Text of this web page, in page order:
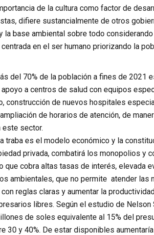
de la cultura como factor de
difiere sustancialmente de otros
base ambiental sobre todo
en el ser humano priorizando la
del 70% de la población a fines de 2021
a centros de salud con equipos
construcción de nuevos hospitales
de horarios de atención, de
este sector.
traba es el modelo económico y la
privada, combatirá los monopolios y
cobra altas tasas de interés, elevada
ambientales, que no permite atender las
reglas claras y aumentar la
libres. Según el estudio de Nelson
de soles equivalente al 15% del
30 y 40%. De estar disponibles